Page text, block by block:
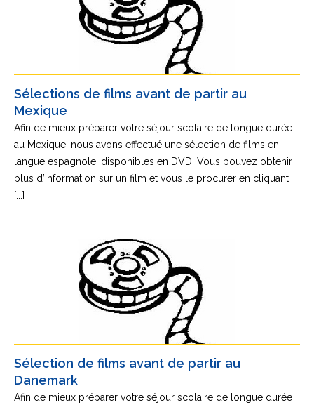
Sélections de films avant de partir au
Mexique
Afin de mieux préparer votre séjour scolaire de longue durée
au Mexique, nous avons effectué une sélection de films en
langue espagnole, disponibles en DVD. Vous pouvez obtenir
plus d’information sur un film et vous le procurer en cliquant
[...]
Sélection de films avant de partir au
Danemark
Afin de mieux préparer votre séjour scolaire de longue durée